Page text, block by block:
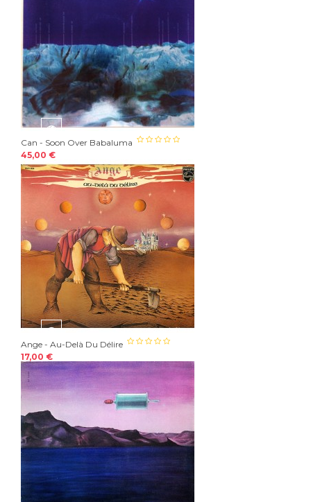
Can - Soon Over Babaluma
45,00 €
Ange - Au-Delà Du Délire
17,00 €